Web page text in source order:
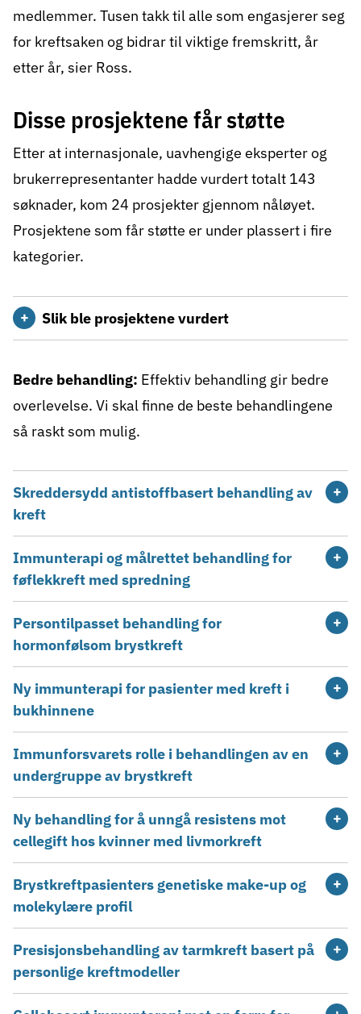
medlemmer. Tusen takk til alle som engasjerer seg
for kreftsaken og bidrar til viktige fremskritt, år
etter år, sier Ross.
Disse prosjektene får støtte
Etter at internasjonale, uavhengige eksperter og
brukerrepresentanter hadde vurdert totalt 143
søknader, kom 24 prosjekter gjennom nåløyet.
Prosjektene som får støtte er under plassert i fire
kategorier.
Slik ble prosjektene vurdert
Bedre behandling: Effektiv behandling gir bedre
overlevelse. Vi skal finne de beste behandlingene
så raskt som mulig.
Skreddersydd antistoffbasert behandling av
kreft
Immunterapi og målrettet behandling for
føflekkreft med spredning
Persontilpasset behandling for
hormonfølsom brystkreft
Ny immunterapi for pasienter med kreft i
bukhinnene
Immunforsvarets rolle i behandlingen av en
undergruppe av brystkreft
Ny behandling for å unngå resistens mot
cellegift hos kvinner med livmorkreft
Brystkreftpasienters genetiske make-up og
molekylære profil
Presisjonsbehandling av tarmkreft basert på
personlige kreftmodeller